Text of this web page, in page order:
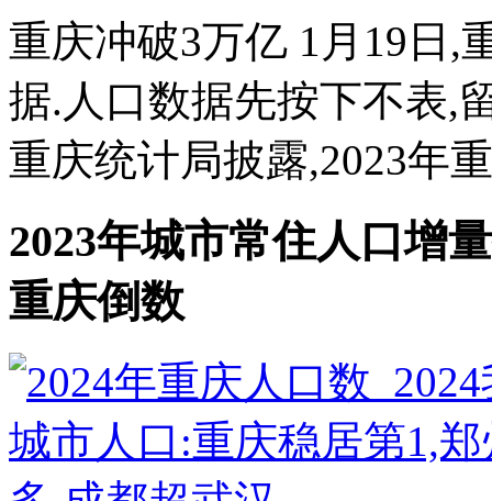
重庆冲破3万亿 1月19日,
据.人口数据先按下不表,
重庆统计局披露,2023年
2023年城市常住人口增
重庆倒数